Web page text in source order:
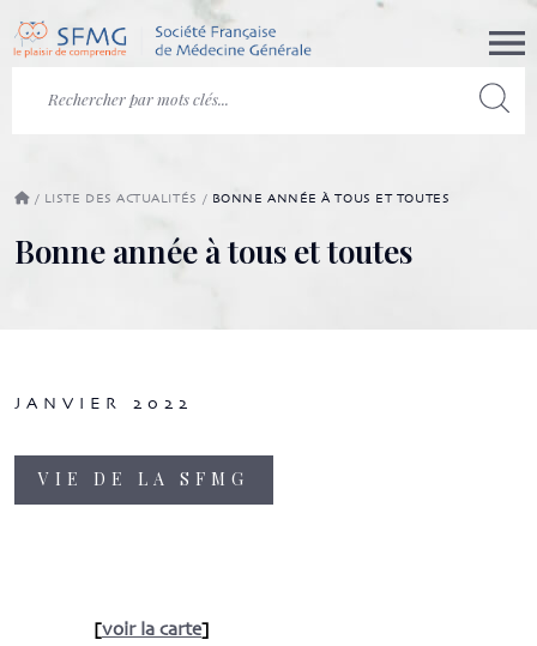
/ LISTE DES ACTUALITÉS / BONNE ANNÉE À TOUS ET TOUTES
Bonne année à tous et toutes
JANVIER 2022
VIE DE LA SFMG
[voir la carte]